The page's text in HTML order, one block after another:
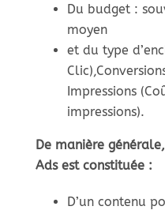
Du budget :
moyen
et du type
Impressions
impressions).
De manière
Ads est constituée :
D’un contenu